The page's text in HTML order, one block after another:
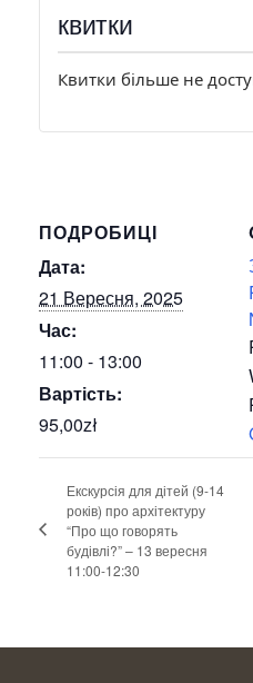
ПОДРОБИЦІ
Дата:
21 Вересня, 2025
Час:
11:00 - 13:00
Вартість:
95,00zł
квитки
Квитки більше не
Екскурсія для дітей (9-14
років) про архітектуру
“Про що говорять
будівлі?” – 13 вересня
11:00-12:30